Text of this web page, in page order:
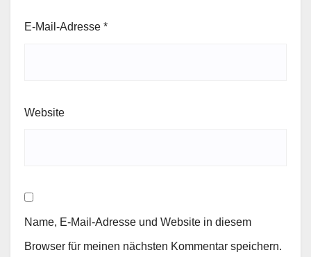
E-Mail-Adresse *
Website
Name, E-Mail-Adresse und Website in diesem
Browser für meinen nächsten Kommentar speichern.